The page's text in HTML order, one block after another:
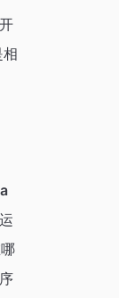
相